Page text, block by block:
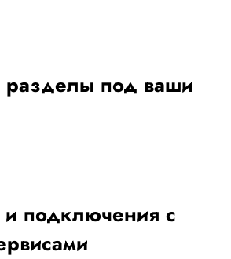
разделы под ваши
и подключения с